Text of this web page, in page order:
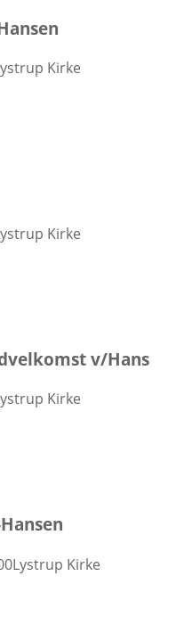
Kirke
Kirke
v/Hans
Kirke
Lystrup Kirke